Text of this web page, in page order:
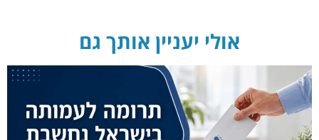
אולי יעניין אותך גם